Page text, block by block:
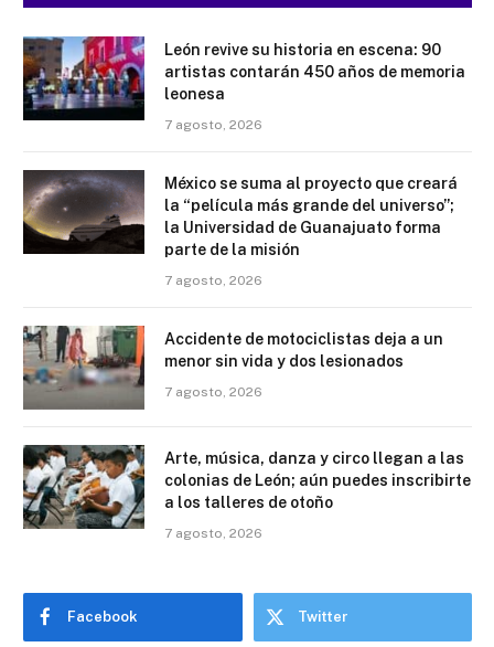
León revive su historia en escena: 90
artistas contarán 450 años de memoria
leonesa
7 agosto, 2026
México se suma al proyecto que creará
la “película más grande del universo”;
la Universidad de Guanajuato forma
parte de la misión
7 agosto, 2026
Accidente de motociclistas deja a un
menor sin vida y dos lesionados
7 agosto, 2026
Arte, música, danza y circo llegan a las
colonias de León; aún puedes inscribirte
a los talleres de otoño
7 agosto, 2026
Facebook Twitter